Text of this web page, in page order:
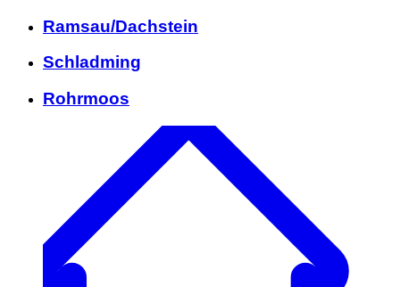
Ramsau/Dachstein
Schladming
Rohrmoos